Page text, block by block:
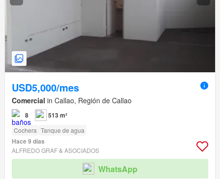
USD5,000/mes
Comercial in Callao, Región de Callao
8 513 m²
Cochera Tanque de agua
Hace 9 días
ALFREDO GRAF & ASOCIADOS
WhatsApp